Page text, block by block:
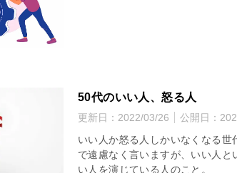
50代のいい人、怒る人
更新日： 2022/03/26 公開日：
いい人か怒る人しかいなくなる
で遠慮なく言いますが、いい人
い人を演じている人のこと。